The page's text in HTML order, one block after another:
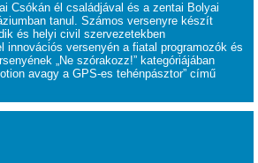
Csókán él családjával és a zentai Bolyai
tanul. Számos versenyre készít
és helyi civil szervezetekben
innovációs versenyén a fiatal programozók és
„Ne szórakozz!” kategóriájában
avagy a GPS-es tehénpásztor” című